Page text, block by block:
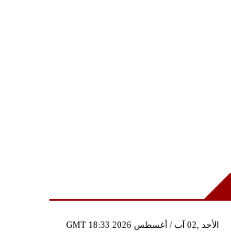
GMT 18:33 2026 الأحد ,02 آب / أغسطس